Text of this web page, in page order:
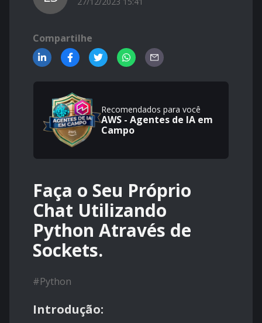
Compartilhe
Recomendados para você
AWS - Agentes de IA em
Campo
Faça o Seu Próprio
Chat Utilizando
Python Através de
Sockets.
#Python
Introdução: